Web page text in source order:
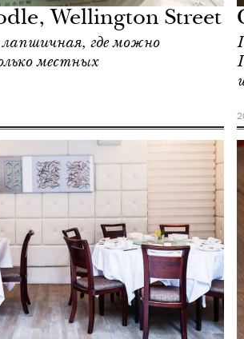
Wellington Street
где можно
местных